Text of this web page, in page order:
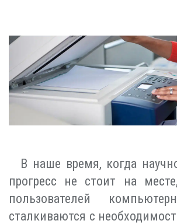
В наше время, когда
прогресс не стоит на
пользователей
сталкиваются с